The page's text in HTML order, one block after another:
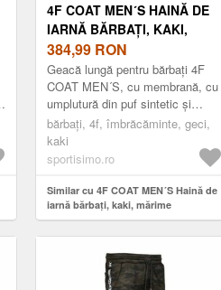
4F COAT MEN´S HAINĂ DE
IARNĂ BĂRBAȚI, KAKI,
MĂRIME
384,99 RON
Geacă lungă pentru bărbați 4F
COAT MEN´S, cu membrană, cu
umplutură din puf sintetic și
membrană NeoDry 8 000
respirabilă și impermeabilă.
Cusături...
bărbați, 4f, îmbrăcăminte, geci,
kaki
sportisimo.ro
Similar cu 4F COAT MEN´S Haină de
iarnă bărbați, kaki, mărime